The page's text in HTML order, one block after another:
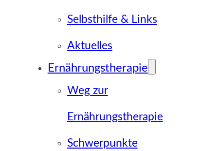
Selbsthilfe & Links
Aktuelles
Ernährungstherapie
Weg zur
Ernährungstherapie
Schwerpunkte